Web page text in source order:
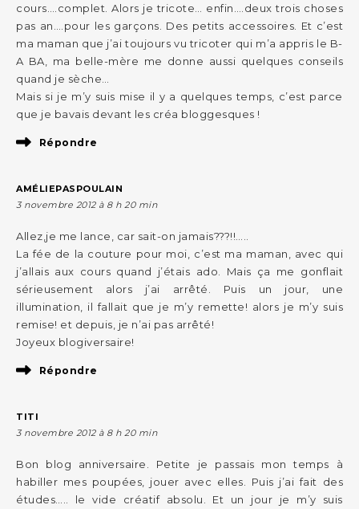
cours….complet. Alors je tricote… enfin….deux trois choses
pas an….pour les garçons. Des petits accessoires. Et c’est
ma maman que j’ai toujours vu tricoter qui m’a appris le B-
A BA, ma belle-mère me donne aussi quelques conseils
quand je sèche…
Mais si je m’y suis mise il y a quelques temps, c’est parce
que je bavais devant les créa bloggesques !
Répondre
AMÉLIEPASPOULAIN
3 novembre 2012 à 8 h 20 min
Allez,je me lance, car sait-on jamais???!!…..
La fée de la couture pour moi, c’est ma maman, avec qui
j’allais aux cours quand j’étais ado. Mais ça me gonflait
sérieusement alors j’ai arrêté. Puis un jour, une
illumination, il fallait que je m’y remette! alors je m’y suis
remise! et depuis, je n’ai pas arrêté!
Joyeux blogiversaire!
Répondre
TITI
3 novembre 2012 à 8 h 20 min
Bon blog anniversaire. Petite je passais mon temps à
habiller mes poupées, jouer avec elles. Puis j’ai fait des
études….. le vide créatif absolu. Et un jour je m’y suis